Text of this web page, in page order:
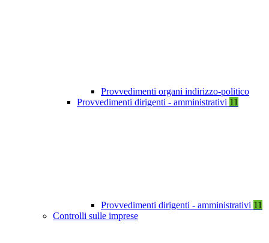
Provvedimenti organi indirizzo-politico
Provvedimenti dirigenti - amministrativi 11
Provvedimenti dirigenti - amministrativi 11
Controlli sulle imprese